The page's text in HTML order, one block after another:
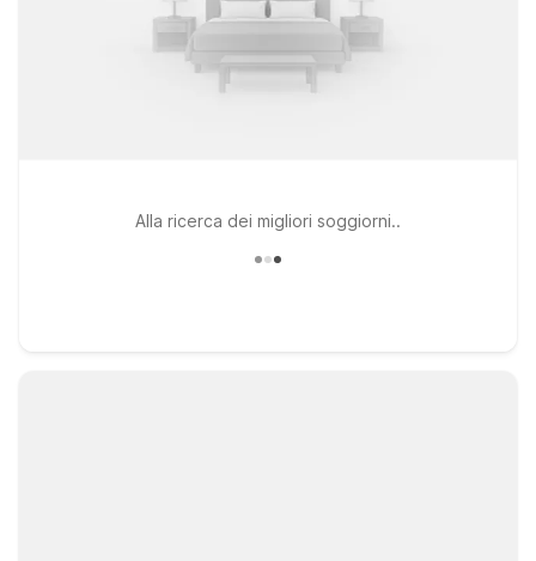
Alla ricerca dei migliori soggiorni..